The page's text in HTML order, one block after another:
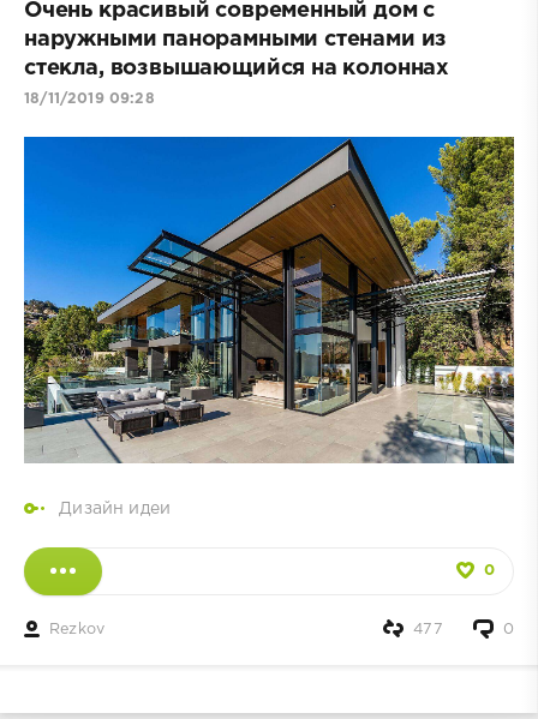
Очень красивый современный дом с
наружными панорамными стенами из
стекла, возвышающийся на колоннах
18/11/2019 09:28
Дизайн идеи
0
Rezkov 0
477